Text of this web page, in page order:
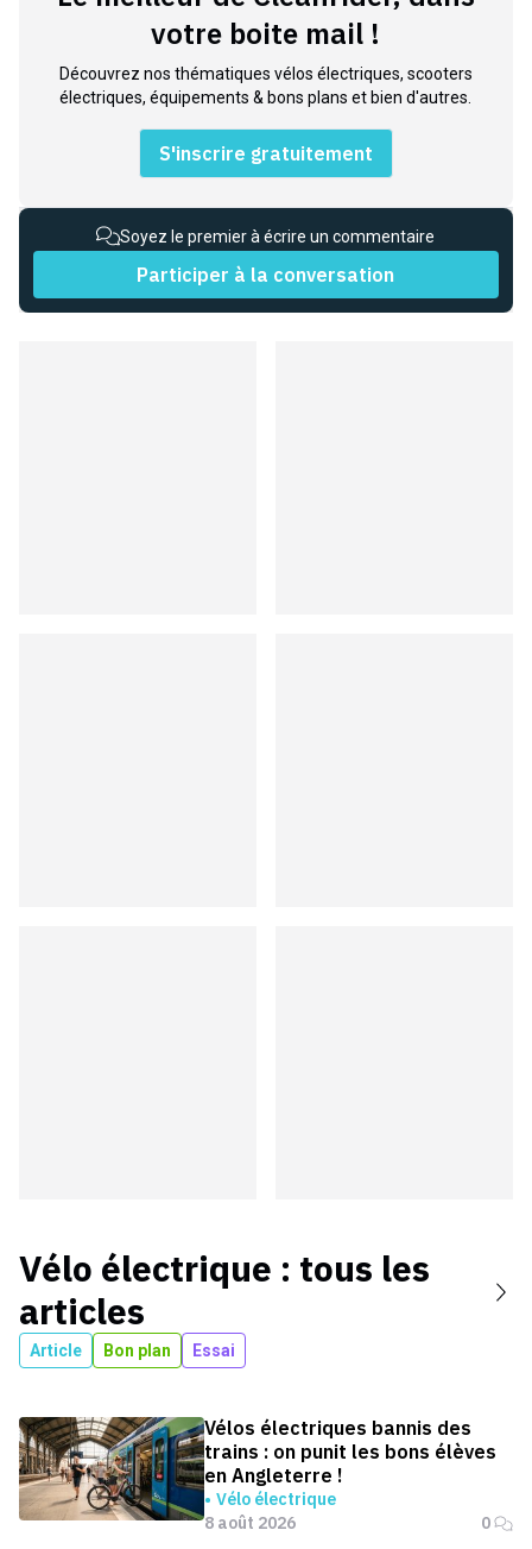
votre boite mail !
Découvrez nos thématiques vélos électriques, scooters
électriques, équipements & bons plans et bien d'autres.
S'inscrire gratuitement
Soyez le premier à écrire un commentaire
Participer à la conversation
Vélo électrique : tous les
articles
Article Bon plan Essai
Vélos électriques bannis des
trains : on punit les bons élèves
en Angleterre !
Vélo électrique
8 août 2026
0